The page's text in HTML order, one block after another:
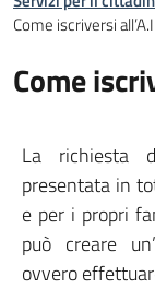
Come iscriversi
Come
La richiesta
presentata in
e per i propri
può creare
ovvero